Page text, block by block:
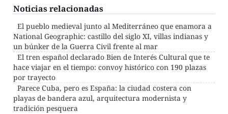
Noticias relacionadas
El pueblo medieval junto al Mediterráneo que enamora a
National Geographic: castillo del siglo XI, villas indianas y
un búnker de la Guerra Civil frente al mar
El tren español declarado Bien de Interés Cultural que te
hace viajar en el tiempo: convoy histórico con 190 plazas
por trayecto
Parece Cuba, pero es España: la ciudad costera con
playas de bandera azul, arquitectura modernista y
tradición pesquera